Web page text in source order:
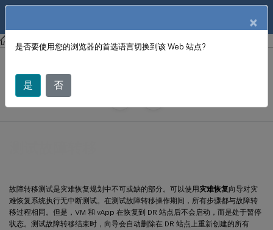
XenCenter XenCenter
故障转移测试是灾难恢复规划中不可或缺的部分。可以使用灾难恢复向导对灾
难恢复系统执行无中断测试。在测试故障转移操作期间，所有步骤都与故障转
移过程相同。但是，VM 和 vApp 在恢复到 DR 站点后不会启动，而是处于暂停
状态。测试故障转移结束时，向导会自动删除在 DR 站点上重新创建的所有
测试故障转移
June 18, 2024
X
×
是否要使用您的浏览器的首选语言切换到该 Web 站点?
是 否